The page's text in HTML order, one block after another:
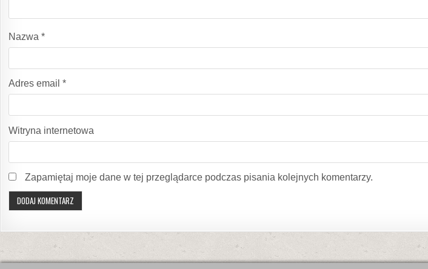
Nazwa *
Adres email *
Witryna internetowa
Zapamiętaj moje dane w tej przeglądarce podczas pisania kolejnych komentarzy.